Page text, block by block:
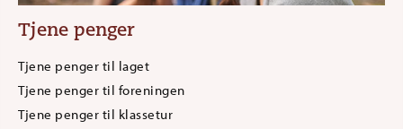
Tjene penger
Tjene penger til laget
Tjene penger til foreningen
Tjene penger til klassetur